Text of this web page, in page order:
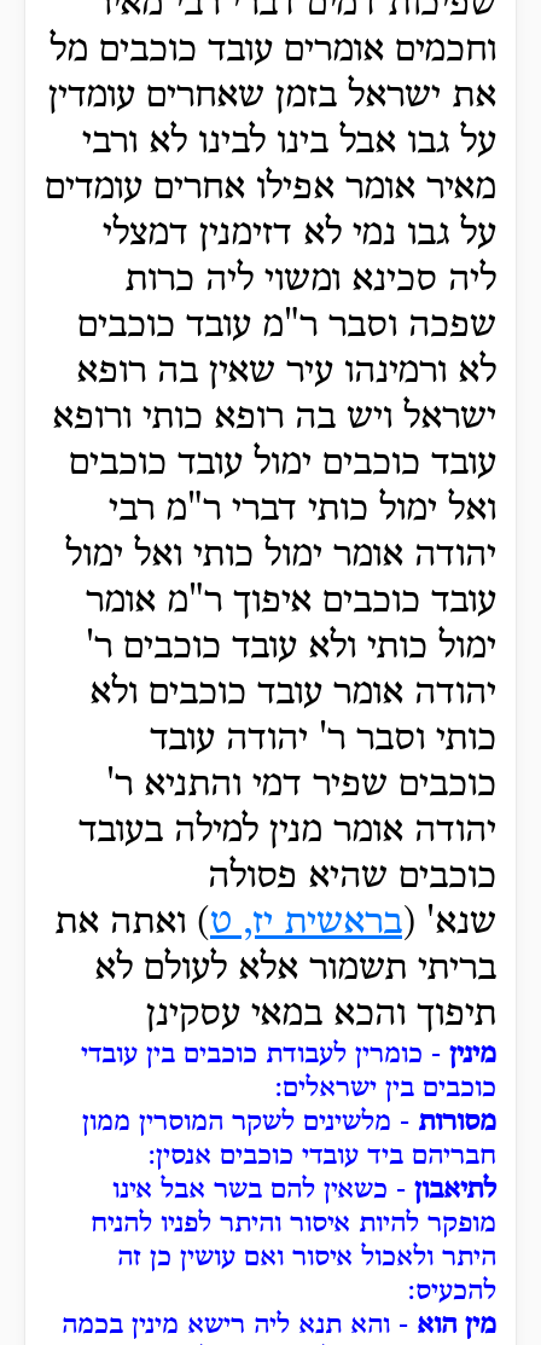
וחכמים אומרים עובד כוכבים מל
את ישראל בזמן שאחרים עומדין
על גבו אבל בינו לבינו לא ורבי
מאיר אומר אפילו אחרים עומדים
על גבו נמי לא דזימנין דמצלי
ליה סכינא ומשוי ליה כרות
שפכה וסבר ר"מ עובד כוכבים
לא ורמינהו עיר שאין בה רופא
ישראל ויש בה רופא כותי ורופא
עובד כוכבים ימול עובד כוכבים
ואל ימול כותי דברי ר"מ רבי
יהודה אומר ימול כותי ואל ימול
עובד כוכבים איפוך ר"מ אומר
ימול כותי ולא עובד כוכבים ר'
יהודה אומר עובד כוכבים ולא
כותי וסבר ר' יהודה עובד
כוכבים שפיר דמי והתניא ר'
יהודה אומר מנין למילה בעובד
כוכבים שהיא פסולה
שנא' (בראשית יז, ט) ואתה את
בריתי תשמור אלא לעולם לא
תיפוך והכא במאי עסקינן
מינין - כומרין לעבודת כוכבים בין עובדי
כוכבים בין ישראלים:
מסורות - מלשינים לשקר המוסרין ממון
חבריהם ביד עובדי כוכבים אנסין:
לתיאבון - כשאין להם בשר אבל אינו
מופקר להיות איסור והיתר לפניו להניח
היתר ולאכול איסור ואם עושין כן זה
להכעיס:
מין הוא - והא תנא ליה רישא מינין בכמה